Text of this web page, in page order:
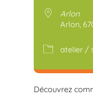
Arlon
Arlon,
atelier /
Découvrez